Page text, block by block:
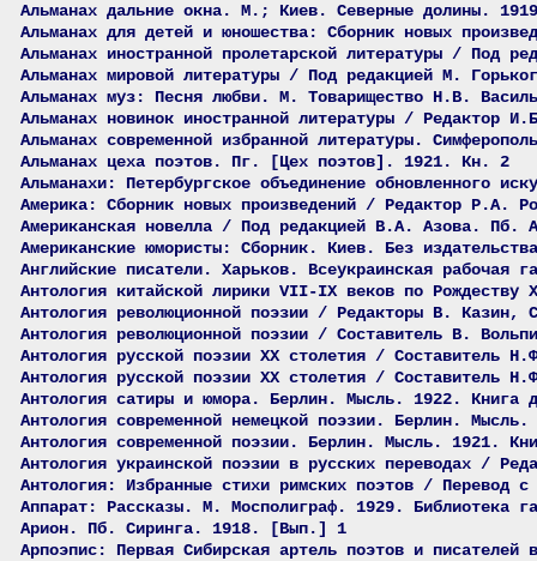
Альманах дальние окна. М.; Киев. Северные долины. 1919
Альманах для детей и юношества: Сборник новых
Альманах иностранной пролетарской литературы / Под
Альманах мировой литературы / Под редакцией М.
Альманах муз: Песня любви. М. Товарищество Н.В.
Альманах новинок иностранной литературы / Редактор
Альманах современной избранной литературы.
Альманах цеха поэтов. Пг. [Цех поэтов]. 1921. Кн. 2
Альманахи: Петербургское объединение обновленного
Америка: Сборник новых произведений / Редактор Р.А.
Американская новелла / Под редакцией В.А. Азова. Пб.
Американские юмористы: Сборник. Киев. Без
Английские писатели. Харьков. Всеукраинская рабочая
Антология китайской лирики VII-IX веков по
Антология революционной поэзии / Редакторы В.
Антология революционной поэзии / Составитель В.
Антология русской поэзии ХХ столетия / Составитель
Антология русской поэзии ХХ столетия /
Антология сатиры и юмора. Берлин. Мысль. 1922. Книга
Антология современной немецкой поэзии. Берлин.
Антология современной поэзии. Берлин. Мысль. 1921.
Антология украинской поэзии в русских переводах /
Антология: Избранные стихи римских поэтов / Перевод
Аппарат: Рассказы. М. Мосполиграф. 1929. Библиотека
Арион. Пб. Сиринга. 1918. [Вып.] 1
Арпоэпис: Первая Сибирская артель поэтов и